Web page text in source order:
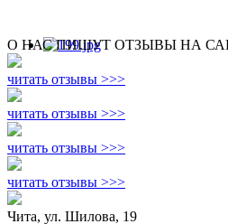
О НАС ПИШУТ ОТЗЫВЫ НА
читать отзывы >>>
читать отзывы >>>
читать отзывы >>>
читать отзывы >>>
Чита, ул. Шилова, 19